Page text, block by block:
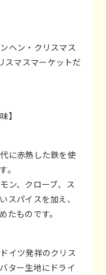
ヘン・クリスマス
マスマーケットだ
】
に赤熱した鉄を使
。
ン、クローブ、ス
スパイスを加え、
たものです。
イツ発祥のクリス
ター生地にドライ